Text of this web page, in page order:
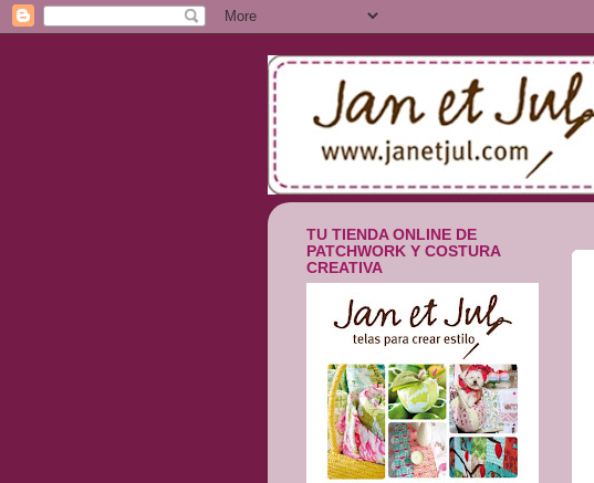
TU TIENDA ONLINE DE
PATCHWORK Y COSTURA
CREATIVA